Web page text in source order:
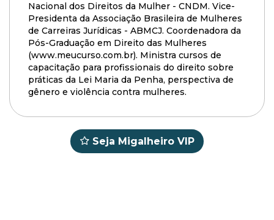
Nacional dos Direitos da Mulher - CNDM. Vice-
Presidenta da Associação Brasileira de Mulheres
de Carreiras Jurídicas - ABMCJ. Coordenadora da
Pós-Graduação em Direito das Mulheres
(www.meucurso.com.br). Ministra cursos de
capacitação para profissionais do direito sobre
práticas da Lei Maria da Penha, perspectiva de
gênero e violência contra mulheres.
Seja Migalheiro VIP